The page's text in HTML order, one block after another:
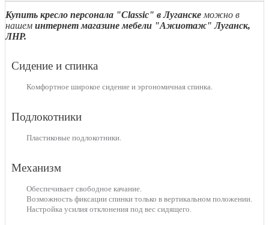
Купить кресло персонала "Classic" в Луганске можно в
нашем интернет магазине мебели "Ажиотаж" Луганск,
ЛНР.
Сидение и спинка
Комфортное широкое сидение и эргономичная спинка.
Подлокотники
Пластиковые подлокотники.
Механизм
Обеспечивает свободное качание.
Возможность фиксации спинки только в вертикальном положении.
Настройка усилия отклонения под вес сидящего.